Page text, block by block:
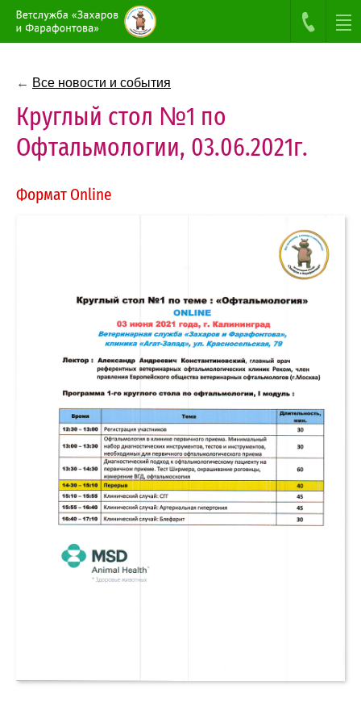
← Все новости и события
Круглый стол №1 по
Офтальмологии, 03.06.2021г.
Формат Online